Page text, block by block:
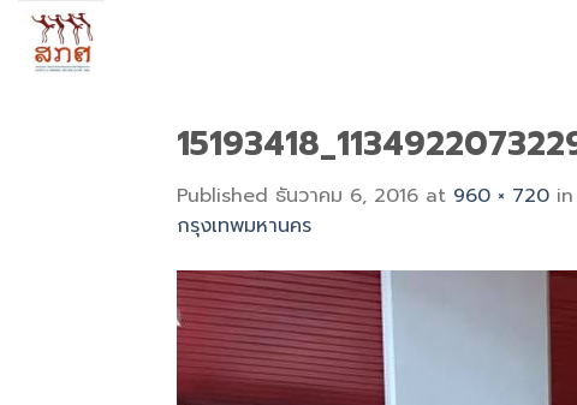
Skip
content
Published ธันวาคม 6, 2016 at 960 × 720 in
กรุงเทพมหานคร